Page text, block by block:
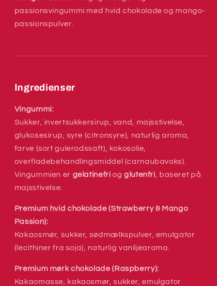
passionsvingummi med hvid chokolade og mango-
passionspulver.
Ingredienser
Vingummi:
Sukker, invertsukkersirup, vand, majsstivelse,
glukosesirup, syre (citronsyre), naturlig aroma,
farve (sort gulerodssaft), kokosolie,
overfladebehandlingsmiddel (carnaubavoks).
Vingummien er gelatinefri ogglutenfri, baseret på
majsstivelse.
Premium hvid chokolade (Strawberry & Mango
Passion):
Kakaosmør, sukker, sødmælkspulver, emulgator
(lecithiner fra soja), naturlig vaniljearoma.
Premium mørk chokolade (Raspberry):
Kakaomasse, kakaosmør, sukker, emulgator